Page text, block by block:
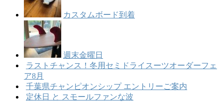
カスタムボード到着
週末金曜日
ラストチャンス！冬用セミドライスーツオーダーフェ
ア8月
千葉県チャンピオンシップ エントリーご案内
定休日 と スモールファンな波